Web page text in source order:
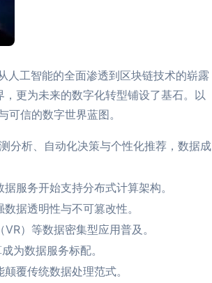
人工智能的全面渗透到区块链技术的崭露
更为未来的数字化转型铺设了基石。以
信的数字世界蓝图。
分析、自动化决策与个性化推荐，数据成
服务开始支持分布式计算架构。
据透明性与不可篡改性。
）等数据密集型应用普及。
为数据服务标配。
覆传统数据处理范式。